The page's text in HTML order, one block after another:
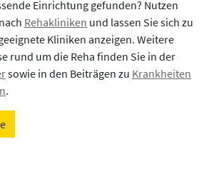
Einrichtung gefunden? Nutzen
Rehakliniken und lassen Sie sich zu
Kliniken anzeigen. Weitere
rund um die Reha finden Sie in der
sowie in den Beiträgen zu Krankheiten
.